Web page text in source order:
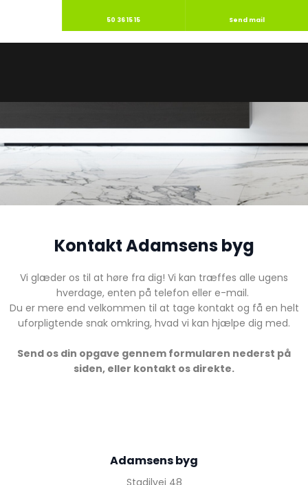
50 36 15 15 Send mail
Kontakt Adamsens byg
​​​Vi glæder os til at høre fra dig! Vi kan træffes alle ugens
hverdage, enten på telefon eller e-mail.
Du er mere end velkommen til at tage kontakt og få en helt
uforpligtende snak omkring, hvad vi kan hjælpe dig med.
Send os din opgave gennem formularen nederst på
siden, eller kontakt os direkte.
Adamsens byg
Stadilvej 48